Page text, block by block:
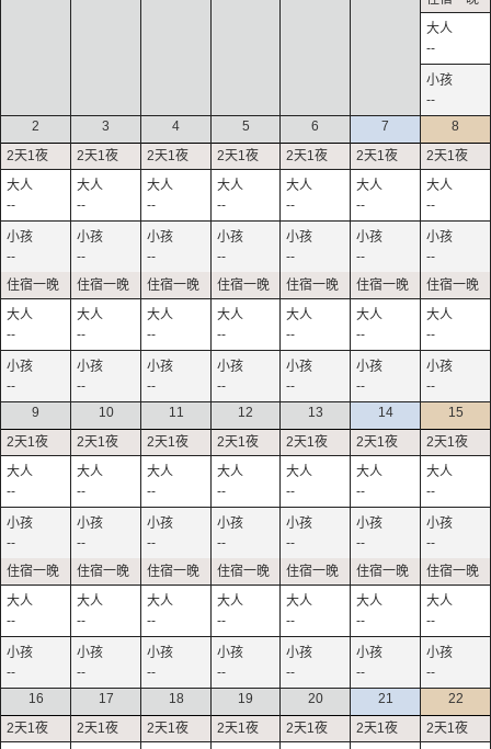
--
--
2
--
--
--
--
3
--
--
--
--
4
--
--
--
--
5
--
--
--
--
6
--
--
--
--
7
--
--
--
--
8
--
--
--
--
9
--
--
--
--
10
--
--
--
--
11
--
--
--
--
12
--
--
--
--
13
--
--
--
--
14
--
--
--
--
15
--
--
--
--
16
17 18 19 20 21 22